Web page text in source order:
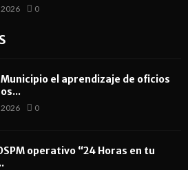
2026 0
el aprendizaje de oficios
2026 0
operativo “24 Horas en tu